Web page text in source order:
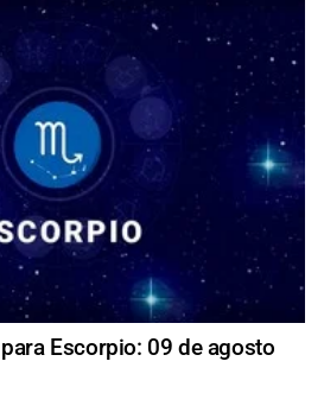
Escorpio: 09 de agosto